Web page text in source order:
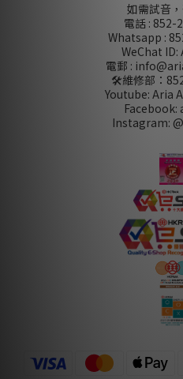
如需試音
電話 : 852-
Whatsapp :
WeChat
電郵 :
🛠️維修部：
Youtube: Aria
Facebook:
Instagram: